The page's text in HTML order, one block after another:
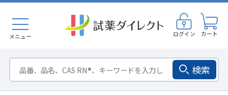
メニュー ログイン カート
検索